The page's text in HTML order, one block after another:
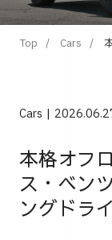
Top Cars
Cars
本格オフ
ス・ベン
ングドラ